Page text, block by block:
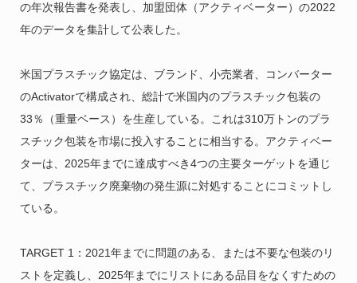
の年次報告書を発表し、加盟団体（アクティベーター）の2022
年のデータを集計して公表した。
米国プラスチック協定は、ブランド、小売業者、コンバーター
のActivatorで構成され、総計で米国内のプラスチック包装の
33％（重量ベース）を生産している。これは310万トンのプラ
スチック包装を市場に投入することに相当する。アクティベー
ターは、2025年までに達成すべき4つの主要ターゲットを通じ
て、プラスチック廃棄物の発生源に対処することにコミットし
ている。
TARGET 1：2021年までに問題のある、または不要な包装のリ
ストを定義し、2025年までにリストにある品目をなくすための